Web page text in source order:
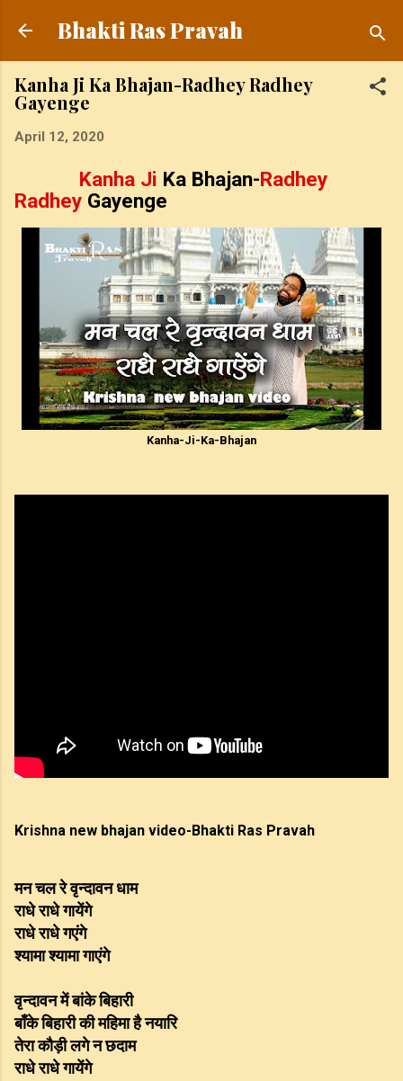
Skip to main content
Bhakti Ras Pravah
Kanha Ji Ka Bhajan-Radhey Radhey
Gayenge
April 12, 2020
Kanha Ji Ka Bhajan-Radhey
Radhey Gayenge
Kanha-Ji-Ka-Bhajan
Krishna new bhajan video-Bhakti Ras Pravah
मन चल रे वृन्दावन धाम
राधे राधे गायेंगे
राधे राधे गएंगे
श्यामा श्यामा गाएंगे
वृन्दावन में बांके बिहारी
बाँके बिहारी की महिमा है नयारि
तेरा कौड़ी लगे न छदाम
राधे राधे गायेंगे